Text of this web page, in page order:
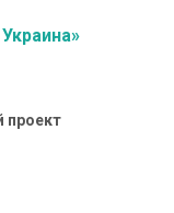
проект